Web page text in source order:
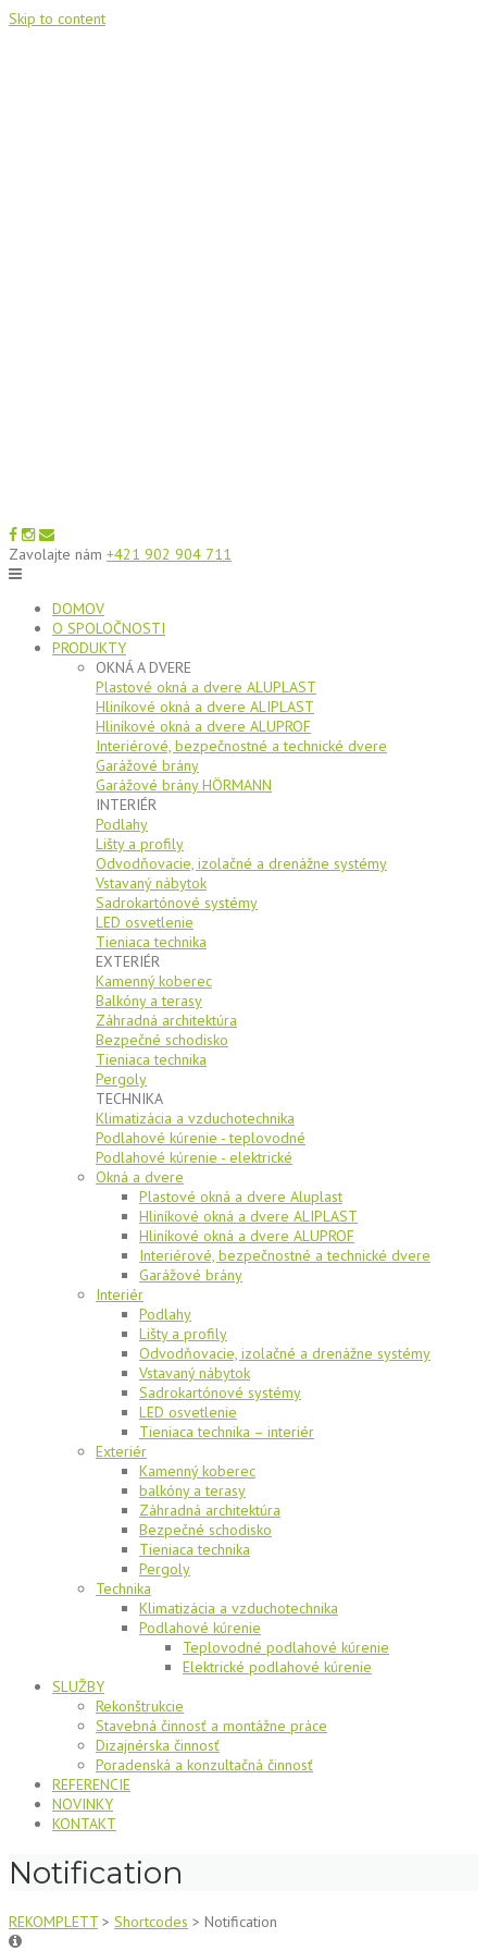
Skip to content
Zavolajte nám +421 902 904 711
DOMOV
O SPOLOČNOSTI
PRODUKTY
OKNÁ A DVERE
Plastové okná a dvere ALUPLAST
Hliníkové okná a dvere ALIPLAST
Hliníkové okná a dvere ALUPROF
Interiérové, bezpečnostné a technické dvere
Garážové brány
Garážové brány HÖRMANN
INTERIÉR
Podlahy
Lišty a profily
Odvodňovacie, izolačné a drenážne systémy
Vstavaný nábytok
Sadrokartónové systémy
LED osvetlenie
Tieniaca technika
EXTERIÉR
Kamenný koberec
Balkóny a terasy
Záhradná architektúra
Bezpečné schodisko
Tieniaca technika
Pergoly
TECHNIKA
Klimatizácia a vzduchotechnika
Podlahové kúrenie - teplovodné
Podlahové kúrenie - elektrické
Okná a dvere
Plastové okná a dvere Aluplast
Hliníkové okná a dvere ALIPLAST
Hliníkové okná a dvere ALUPROF
Interiérové, bezpečnostné a technické dvere
Garážové brány
Interiér
Podlahy
Lišty a profily
Odvodňovacie, izolačné a drenážne systémy
Vstavaný nábytok
Sadrokartónové systémy
LED osvetlenie
Tieniaca technika – interiér
Exteriér
Kamenný koberec
balkóny a terasy
Záhradná architektúra
Bezpečné schodisko
Tieniaca technika
Pergoly
Technika
Klimatizácia a vzduchotechnika
Podlahové kúrenie
Teplovodné podlahové kúrenie
Elektrické podlahové kúrenie
SLUŽBY
Rekonštrukcie
Stavebná činnosť a montážne práce
Dizajnérska činnosť
Poradenská a konzultačná činnosť
REFERENCIE
NOVINKY
KONTAKT
Notification
REKOMPLETT > Shortcodes > Notification